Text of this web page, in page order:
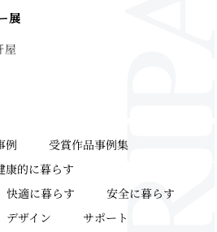
展
屋
例
受賞作品事例集
康的に暮らす
快適に暮らす
安全に暮らす
デザイン
サポート